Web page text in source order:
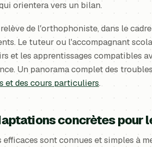
orientera vers un bilan.
de l'orthophoniste, dans le
Le tuteur ou l'accompagnant
et les apprentissages compatibles
Un panorama complet des
et des cours particuliers.
concrètes pour
efficaces sont connues et simples à